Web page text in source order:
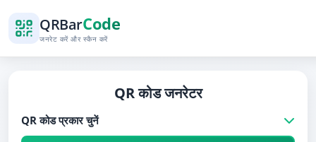
QRBarCode
जनरेट करें और स्कैन करें
QR कोड जनरेटर
QR कोड प्रकार चुनें